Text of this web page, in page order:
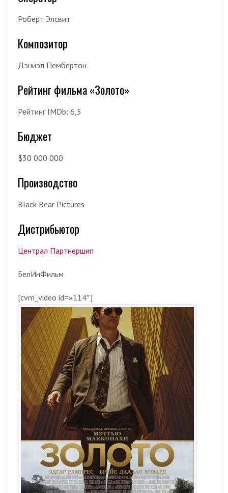
Роберт Элсвит
Композитор
Дэниэл Пембертон
Рейтинг фильма «Золото»
Рейтинг IMDb: 6,5
Бюджет
$30 000 000
Производство
Black Bear Pictures
Дистрибьютор
Централ Партнершип
БелИнФильм
[cvm_video id=»114″]